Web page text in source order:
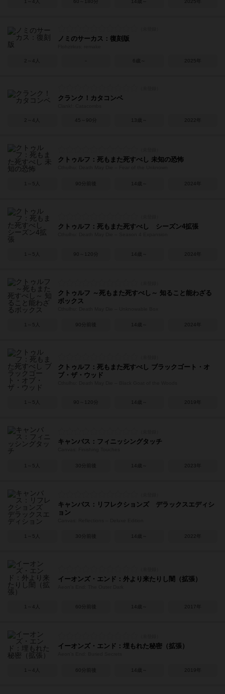
1～4人 60～180分 14歳～ 2025年
ノミのサーカス：復刻版
2～4人 6歳～ 2025年
クランク！カタコンベ
2～4人 45～90分 13歳～ 2022年
クトゥルフ：死もまた死すべし 未知の恐怖
1～5人 90分前後 14歳～ 2024年
クトゥルフ：死もまた死すべし シーズン4拡張
1～5人 90～120分 14歳～ 2024年
クトゥルフ ～死もまた死すべし～ 知ること能わざる
ボックス
1～5人 90分前後 14歳～ 2024年
クトゥルフ：死もまた死すべし ブラックゴート・オ
ブ・ザ・ウッド
1～5人 90～120分 14歳～ 2019年
キャンバス：フィニッシングタッチ
1～5人 30分前後 14歳～ 2023年
キャンバス：リフレクションズ デラックスエディシ
ョン
1～5人 30分前後 14歳～ 2022年
イーオンズ・エンド：外より来たりし闇（拡張）
1～4人 60分前後 14歳～ 2017年
イーオンズ・エンド：埋もれた秘密（拡張）
1～4人 60分前後 14歳～ 2019年